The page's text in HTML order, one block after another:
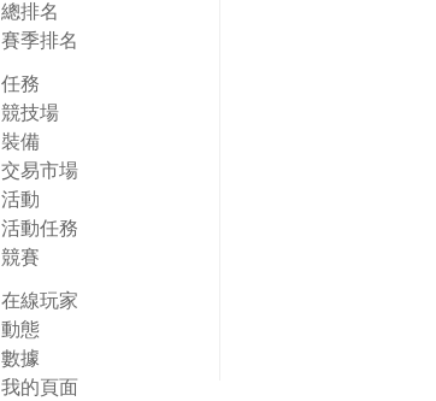
總排名
賽季排名
任務
競技場
裝備
交易市場
活動
活動任務
競賽
在線玩家
動態
數據
我的頁面